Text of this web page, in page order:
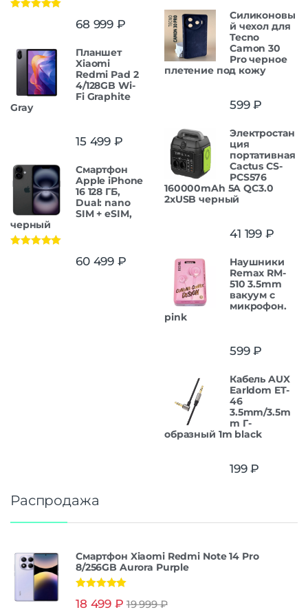
68 999 ₽
Планшет
Xiaomi
Redmi Pad 2
4/128GB Wi-
Fi Graphite
Gray
15 499 ₽
Смартфон
Apple iPhone
16 128 ГБ,
Dual: nano
SIM + eSIM,
черный
60 499 ₽
Силиконовы
й чехол для
Tecno
Camon 30
Pro черное
плетение под кожу
599₽
Электростан
ция
портативная
Cactus CS-
PCS576
160000mAh 5A QC3.0
2xUSB черный
41 199 ₽
Наушники
Remax RM-
510 3.5mm
вакуум с
микрофон.
pink
599₽
Кабель AUX
Earldom ET-
46
3.5mm/3.5m
m Г-
образный 1m black
199₽
Распродажа
Смартфон Xiaomi Redmi Note 14 Pro
8/256GB Aurora Purple
из 5
18 499 ₽ 19 999₽